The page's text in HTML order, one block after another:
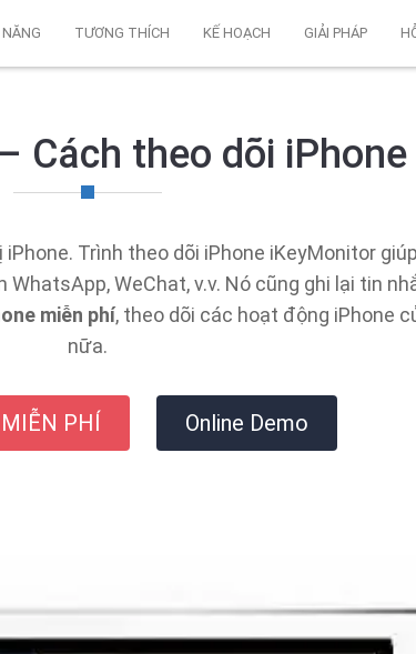
TƯƠNG THÍCH KẾ HOẠCH GIẢI PHÁP
Cách theo dõi
Trình theo dõi iPhone iKeyMonitor
WeChat, v.v. Nó cũng ghi lại tin
miễn phí, theo dõi các hoạt động iPhone
nữa.
PHÍ Online Demo